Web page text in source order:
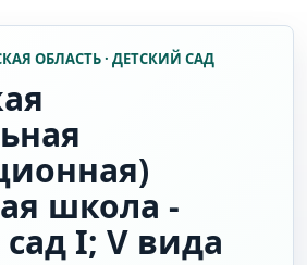
ОБЛАСТЬ · ДЕТСКИЙ САД
школа -
I; V вида